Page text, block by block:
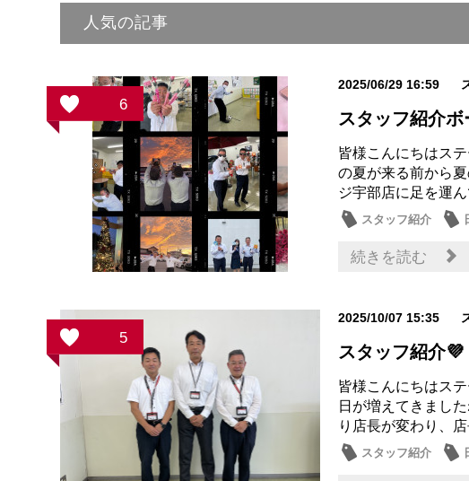
人気の記事
6
2025/06/29 16:59
スタッフ紹介
皆様こんにちはス
の夏が来る前から
ジ宇部店に足を運
スタッフ紹介
続きを読む
5
2025/10/07 15:35
スタッフ紹介💜
皆様こんにちはス
日が増えてきまし
り店長が変わり、
スタッフ紹介